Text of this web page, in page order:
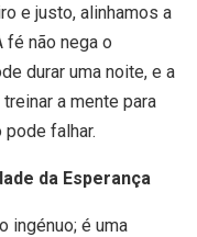
e justo, alinhamos a
fé não nega o
durar uma noite, e a
a mente para
falhar.
da Esperança
ingénuo; é uma